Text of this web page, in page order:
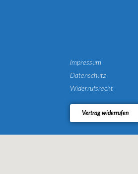
Impressum
Datenschutz
Widerrufsrecht
Vertrag widerrufen